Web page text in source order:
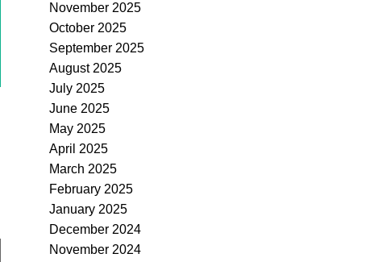
November 2025
October 2025
September 2025
August 2025
July 2025
June 2025
May 2025
April 2025
March 2025
February 2025
January 2025
December 2024
November 2024